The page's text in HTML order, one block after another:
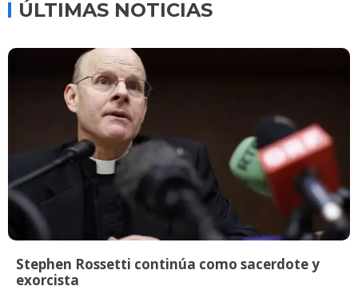
ÚLTIMAS NOTICIAS
Stephen Rossetti continúa como sacerdote y
exorcista